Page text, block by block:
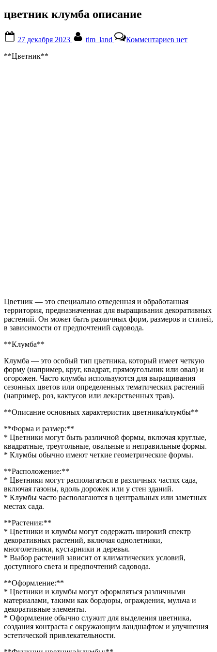
цветник клумба описание
on
27 декабря 2023 tim_land Комментариевзаписи
нет
**Цветник**
Цветник — это специально отведенная и обработанная
территория, предназначенная для выращивания декоративных
растений. Он может быть различных форм, размеров и стилей,
в зависимости от предпочтений садовода.
**Клумба**
Клумба — это особый тип цветника, который имеет четкую
форму (например, круг, квадрат, прямоугольник или овал) и
огорожен. Часто клумбы используются для выращивания
сезонных цветов или определенных тематических растений
(например, роз, кактусов или лекарственных трав).
**Описание основных характеристик цветника/клумбы**
**Форма и размер:**
* Цветники могут быть различной формы, включая круглые,
квадратные, треугольные, овальные и неправильные формы.
* Клумбы обычно имеют четкие геометрические формы.
**Расположение:**
* Цветники могут располагаться в различных частях сада,
включая газоны, вдоль дорожек или у стен зданий.
* Клумбы часто располагаются в центральных или заметных
местах сада.
**Растения:**
* Цветники и клумбы могут содержать широкий спектр
декоративных растений, включая однолетники,
многолетники, кустарники и деревья.
* Выбор растений зависит от климатических условий,
доступного света и предпочтений садовода.
**Оформление:**
* Цветники и клумбы могут оформляться различными
материалами, такими как бордюры, ограждения, мульча и
декоративные элементы.
* Оформление обычно служит для выделения цветника,
создания контраста с окружающим ландшафтом и улучшения
эстетической привлекательности.